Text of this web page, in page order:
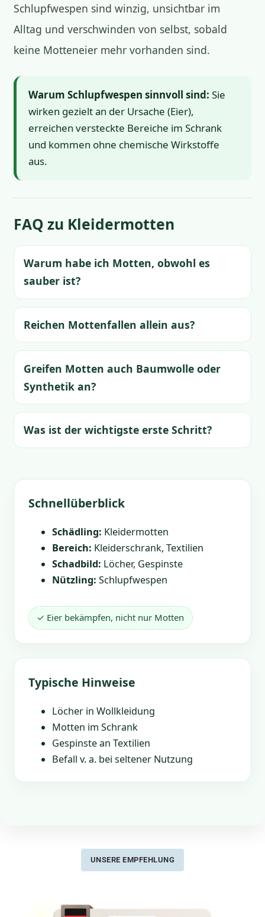
UNSERE EMPFEHLUNG
Schlupfwespen sind winzig, unsichtbar im
Alltag und verschwinden von selbst, sobald
keine Motteneier mehr vorhanden sind.
Warum Schlupfwespen sinnvoll sind: Sie
wirken gezielt an der Ursache (Eier),
erreichen versteckte Bereiche im Schrank
und kommen ohne chemische Wirkstoffe
aus.
FAQ zu Kleidermotten
Warum habe ich Motten, obwohl es
sauber ist?
Reichen Mottenfallen allein aus?
Greifen Motten auch Baumwolle oder
Synthetik an?
Was ist der wichtigste erste Schritt?
Schnellüberblick
Schädling: Kleidermotten
Bereich: Kleiderschrank, Textilien
Schadbild: Löcher, Gespinste
Nützling: Schlupfwespen
✓ Eier bekämpfen, nicht nur Motten
Typische Hinweise
Löcher in Wollkleidung
Motten im Schrank
Gespinste an Textilien
Befall v. a. bei seltener Nutzung